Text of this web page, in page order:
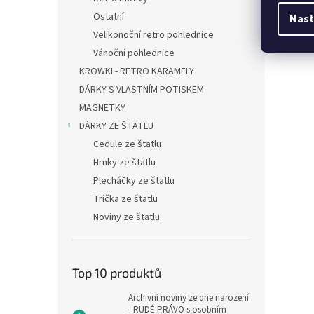
Ostatní
Velikonoční retro pohlednice
Vánoční pohlednice
KROWKI - RETRO KARAMELY
DÁRKY S VLASTNÍM POTISKEM
MAGNETKY
DÁRKY ZE ŠTATLU
Cedule ze štatlu
Hrnky ze štatlu
Plecháčky ze štatlu
Trička ze štatlu
Noviny ze štatlu
Top 10 produktů
Archivní noviny ze dne narození
- RUDÉ PRÁVO s osobním